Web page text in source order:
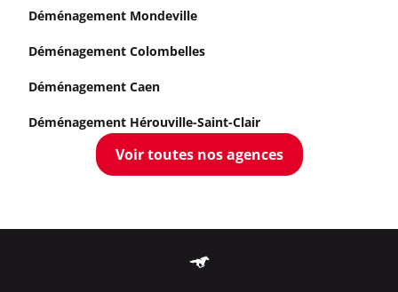
Déménagement Mondeville
Déménagement Colombelles
Déménagement Caen
Déménagement Hérouville-Saint-Clair
Voir toutes nos agences